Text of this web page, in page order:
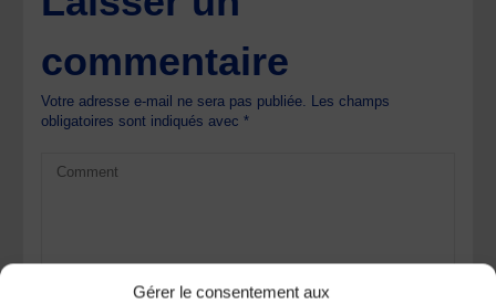
Gérer le consentement aux
commentaire
Votre adresse e-mail ne sera pas publiée.
Les champs
obligatoires sont indiqués avec*